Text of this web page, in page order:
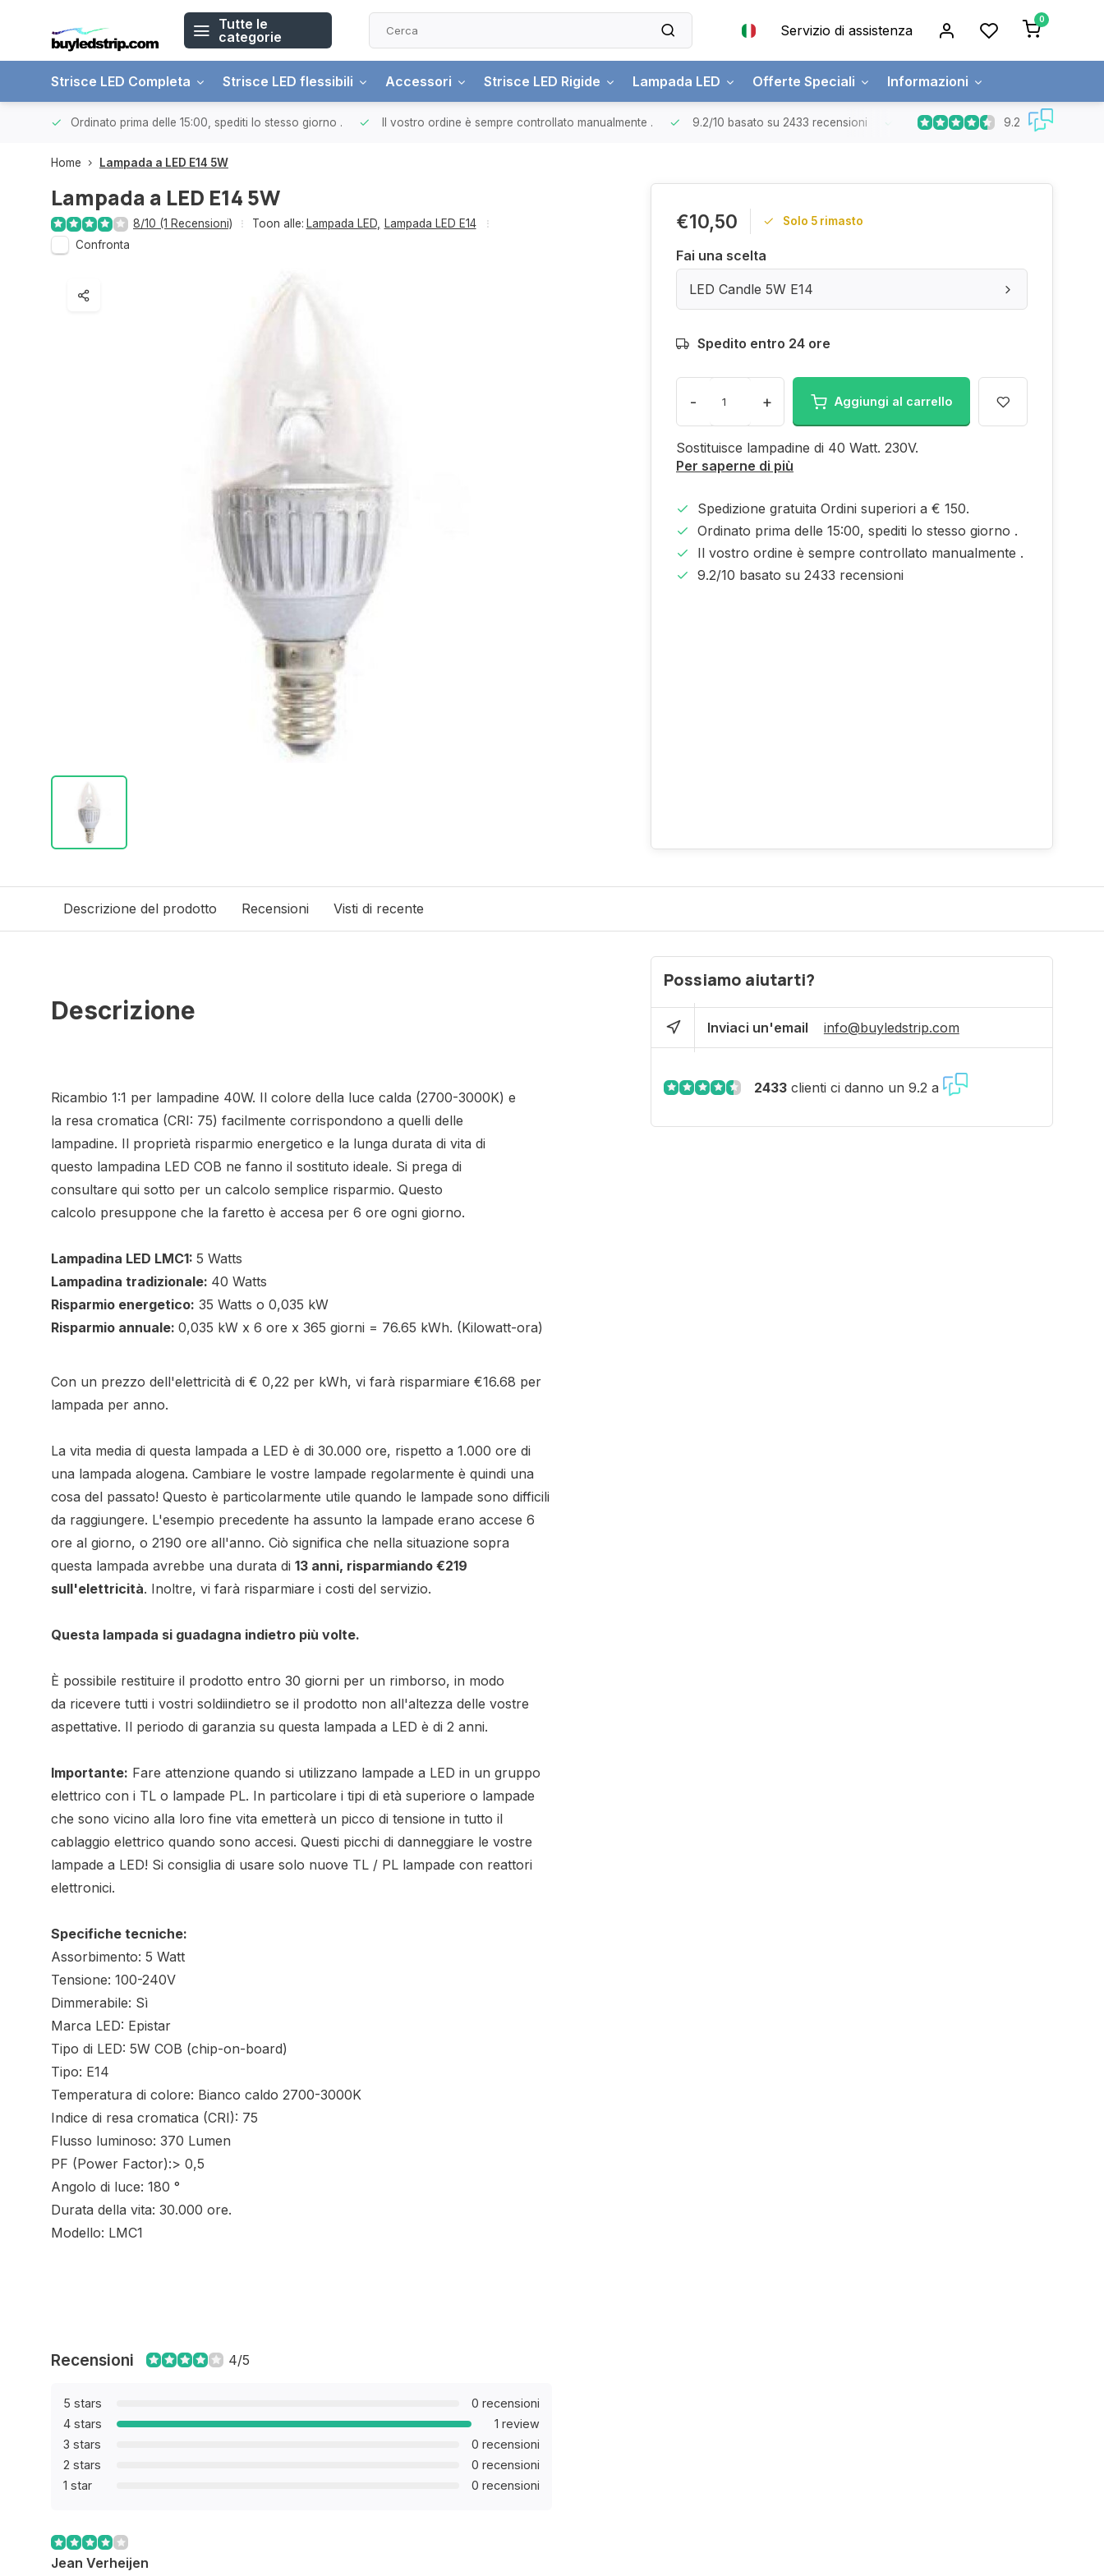
Tutte le
categorie
Servizio di assistenza
0
Strisce LED Completa Strisce LED flessibili Accessori Strisce LED Rigide Lampada LED Offerte Speciali Informazioni
Ordinato prima delle 15:00, spediti lo stesso giorno . Il vostro ordine è sempre controllato manualmente . 9.2/10 basato su 2433 recensioni Spedizione gratuitaOrdini superiori a
9.2
Home Lampada a LED E14 5W
Lampada a LED E14 5W
8/10 (1 Recensioni) Toon alle: Lampada LED,
Lampada LED E14
Confronta
€10,50 Solo 5 rimasto
Fai una scelta
LED Candle 5W E14
Spedito entro 24 ore
- + Aggiungi al carrello
Sostituisce lampadine di 40 Watt. 230V.
Per saperne di più
Spedizione gratuita Ordini superiori a € 150.
Ordinato prima delle 15:00, spediti lo stesso giorno .
Il vostro ordine è sempre controllato manualmente .
9.2/10 basato su 2433 recensioni
Descrizione del prodotto Recensioni Visti di recente
Descrizione
Ricambio 1:1 per lampadine 40W. Il colore della luce calda (2700-3000K) e
la resa cromatica (CRI: 75) facilmente corrispondono a quelli delle
lampadine. Il proprietà risparmio energetico e la lunga durata di vita di
questo lampadina LED COB ne fanno il sostituto ideale. Si prega di
consultare qui sotto per un calcolo semplice risparmio. Questo
calcolo presuppone che la faretto è accesa per 6 ore ogni giorno.
Lampadina LED LMC1: 5 Watts
Lampadina tradizionale: 40 Watts
Risparmio energetico: 35 Watts o 0,035 kW
Risparmio annuale: 0,035 kW x 6 ore x 365 giorni = 76.65 kWh. (Kilowatt-ora)
Con un prezzo dell'elettricità di € 0,22 per kWh, vi farà risparmiare €16.68 per
lampada per anno.
La vita media di questa lampada a LED è di 30.000 ore, rispetto a 1.000 ore di
una lampada alogena. Cambiare le vostre lampade regolarmente è quindi una
cosa del passato! Questo è particolarmente utile quando le lampade sono difficili
da raggiungere. L'esempio precedente ha assunto la lampade erano accese 6
ore al giorno, o 2190 ore all'anno. Ciò significa che nella situazione sopra
questa lampada avrebbe una durata di 13 anni, risparmiando €219
sull'elettricità. Inoltre, vi farà risparmiare i costi del servizio.
Questa lampada si guadagna indietro più volte.
È possibile restituire il prodotto entro 30 giorni per un rimborso, in modo
da ricevere tutti i vostri soldiindietro se il prodotto non all'altezza delle vostre
aspettative. Il periodo di garanzia su questa lampada a LED è di 2 anni.
Importante: Fare attenzione quando si utilizzano lampade a LED in un gruppo
elettrico con i TL o lampade PL. In particolare i tipi di età superiore o lampade
che sono vicino alla loro fine vita emetterà un picco di tensione in tutto il
cablaggio elettrico quando sono accesi. Questi picchi di danneggiare le vostre
lampade a LED! Si consiglia di usare solo nuove TL / PL lampade con reattori
elettronici.
Specifiche tecniche:
Assorbimento: 5 Watt
Tensione: 100-240V
Dimmerabile: Sì
Marca LED: Epistar
Tipo di LED: 5W COB (chip-on-board)
Tipo: E14
Temperatura di colore: Bianco caldo 2700-3000K
Indice di resa cromatica (CRI): 75
Flusso luminoso: 370 Lumen
PF (Power Factor):> 0,5
Angolo di luce: 180 °
Durata della vita: 30.000 ore.
Modello: LMC1
Recensioni 4/5
5 stars
0 recensioni
4 stars
1 review
3 stars
0 recensioni
2 stars
0 recensioni
1 star
0 recensioni
Jean Verheijen
Possiamo aiutarti?
Inviaci un'email info@buyledstrip.com
2433 clienti ci danno un 9.2 a